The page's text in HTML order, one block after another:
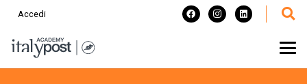
Accedi